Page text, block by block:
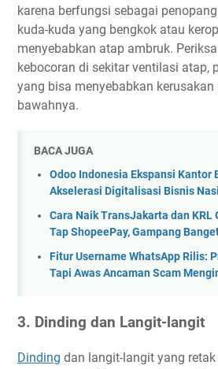
karena berfungsi sebagai
kuda-kuda yang bengkok atau
menyebabkan atap ambruk.
kebocoran di sekitar ventilasi atap,
yang bisa menyebabkan
bawahnya.
BACA JUGA
Odoo Indonesia Ekspansi Kantor
Akselerasi Digitalisasi Bisnis
Cara Naik TransJakarta dan KRL
Tap ShopeePay, Gampang
Fitur Username WhatsApp Rilis:
Tapi Awas Ancaman Scam
3. Dinding dan Langit-langit
Dinding dan langit-langit yang